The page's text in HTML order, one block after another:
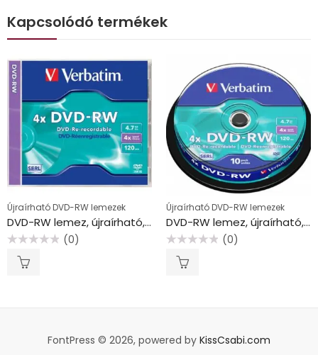
Kapcsolódó termékek
Újraírható DVD-RW lemezek
DVD-RW lemez, újraírható, 4,7GB, 4x, 1 db, normál tok, VERBATIM
(0)
Újraírható DVD-RW lemezek
DVD-RW lemez, újraírható, 4,7GB, 4x, 10 db, hengeren, VERBATIM
(0)
FontPress © 2026, powered by KissCsabi.com